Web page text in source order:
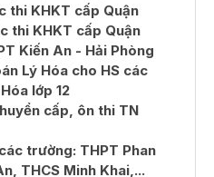
thi KHKT cấp Quận
thi KHKT cấp Quận
Kiến An - Hải Phòng
Lý Hóa cho HS các
lớp 12
cấp, ôn thi TN
trường: THPT Phan
THCS Minh Khai,...